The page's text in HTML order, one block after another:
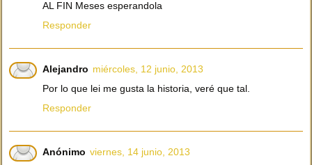
AL FIN Meses esperandola
Responder
Alejandro miércoles, 12 junio, 2013
Por lo que lei me gusta la historia, veré que tal.
Responder
Anónimo viernes, 14 junio, 2013